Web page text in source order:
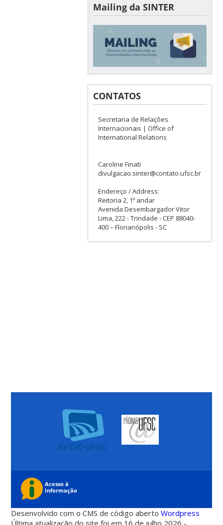
Mailing da SINTER
CONTATOS
Secretaria de Relações
Internacionais | Office of
International Relations
Caroline Finati
divulgacao.sinter@contato.ufsc.br
Endereço / Address:
Reitoria 2, 1º andar
Avenida Desembargador Vitor
Lima, 222 - Trindade - CEP 88040-
400 – Florianópolis - SC
Desenvolvido com o CMS de código abertoWordpress
Última atualização do site foi em 16 de julho 2026 -